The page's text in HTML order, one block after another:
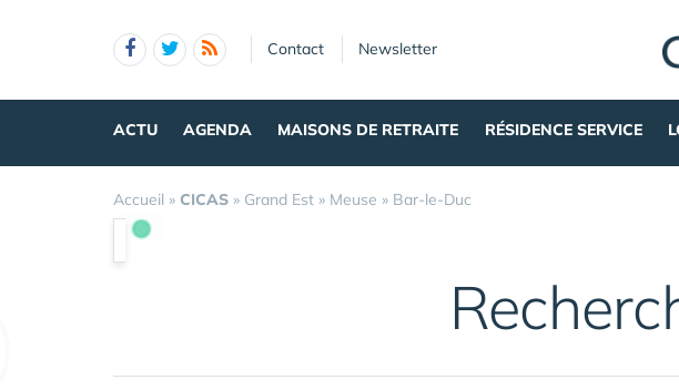
Contact Newsletter
ACTU AGENDA MAISONS DE RETRAITE RÉSIDENCE SERVICE
Accueil » CICAS » Grand Est » Meuse » Bar-le-Duc